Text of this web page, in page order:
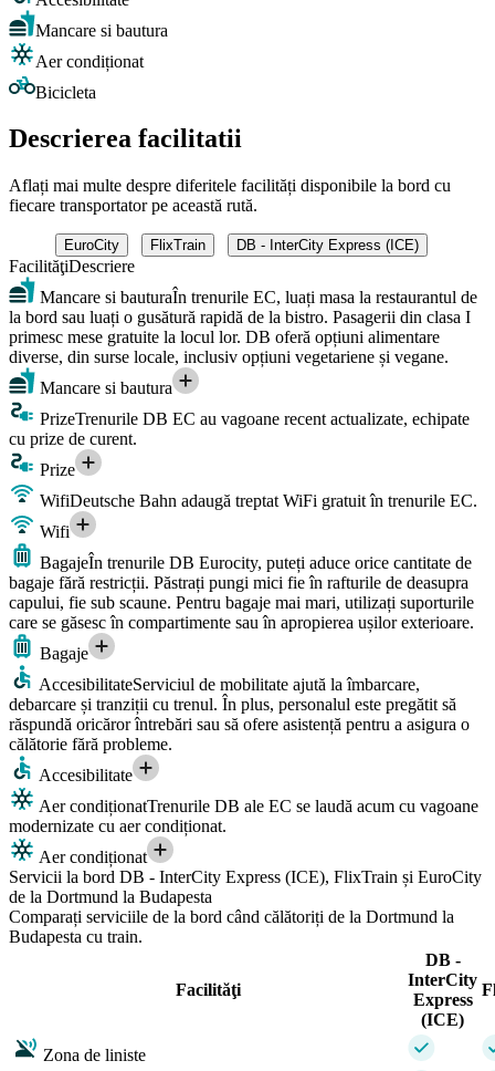
Mancare si bautura
Aer condiționat
Bicicleta
Descrierea facilitatii
Aflați mai multe despre diferitele facilități disponibile la bord cu
fiecare transportator pe această rută.
EuroCity FlixTrain DB - InterCity Express (ICE)
FacilităţiDescriere
Mancare si bauturaÎn trenurile EC, luați masa la restaurantul de
la bord sau luați o gusătură rapidă de la bistro. Pasagerii din clasa I
primesc mese gratuite la locul lor. DB oferă opțiuni alimentare
diverse, din surse locale, inclusiv opțiuni vegetariene și vegane.
Mancare si bautura
PrizeTrenurile DB EC au vagoane recent actualizate, echipate
cu prize de curent.
Prize
WifiDeutsche Bahn adaugă treptat WiFi gratuit în trenurile EC.
Wifi
BagajeÎn trenurile DB Eurocity, puteți aduce orice cantitate de
bagaje fără restricții. Păstrați pungi mici fie în rafturile de deasupra
capului, fie sub scaune. Pentru bagaje mai mari, utilizați suporturile
care se găsesc în compartimente sau în apropierea ușilor exterioare.
Bagaje
AccesibilitateServiciul de mobilitate ajută la îmbarcare,
debarcare și tranziții cu trenul. În plus, personalul este pregătit să
răspundă oricăror întrebări sau să ofere asistență pentru a asigura o
călătorie fără probleme.
Accesibilitate
Aer condiționatTrenurile DB ale EC se laudă acum cu vagoane
modernizate cu aer condiționat.
Aer condiționat
Servicii la bord DB - InterCity Express (ICE), FlixTrain și EuroCity
de la Dortmund la Budapesta
Comparați serviciile de la bord când călătoriți de la Dortmund la
Budapesta cu train.
Facilităţi
DB -
InterCity
Express
(ICE)
Zona de liniste